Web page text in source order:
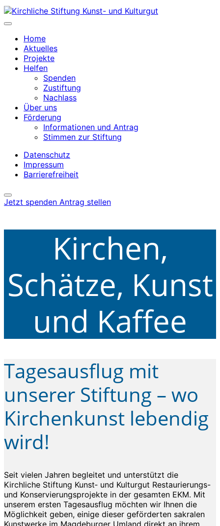
Home
Aktuelles
Projekte
Helfen
Spenden
Zustiftung
Nachlass
Über uns
Förderung
Informationen und Antrag
Stimmen zur Stiftung
Datenschutz
Impressum
Barrierefreiheit
Jetzt spenden Antrag stellen
Kirchen,
Schätze, Kunst
und Kaffee
Tagesausflug mit
unserer Stiftung – wo
Kirchenkunst lebendig
wird!
Seit vielen Jahren begleitet und unterstützt die
Kirchliche Stiftung Kunst‑ und Kulturgut Restaurierungs-
und Konservierungsprojekte in der gesamten EKM. Mit
unserem ersten Tagesausflug möchten wir Ihnen die
Möglichkeit geben, einige dieser geförderten sakralen